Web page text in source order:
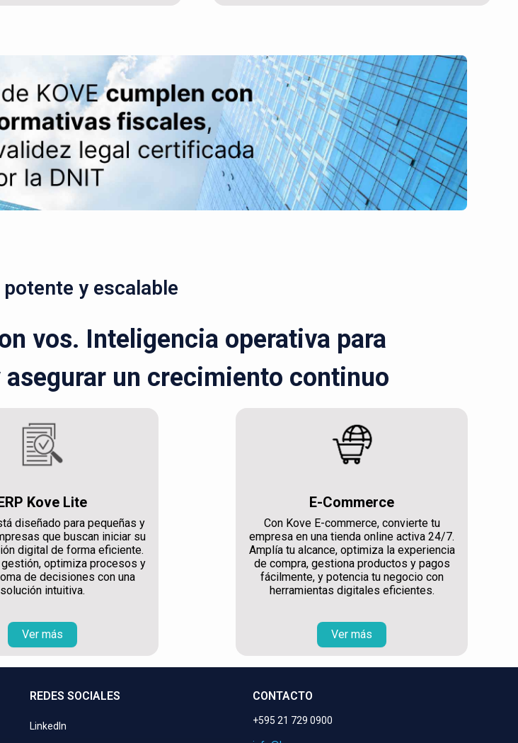
y escalable
vos. Inteligencia operativa para
un crecimiento continuo
Kove Lite
diseñado para pequeñas y
que buscan iniciar su
digital de forma eficiente.
optimiza procesos y
de decisiones con una
solución intuitiva.
Ver más
E-Commerce
Con Kove E-commerce, convierte tu
empresa en una tienda online activa 24/7.
Amplía tu alcance, optimiza la experiencia
de compra, gestiona productos y pagos
fácilmente, y potencia tu negocio con
herramientas digitales eficientes.
Ver más
REDES SOCIALES
LinkedIn
CONTACTO
+595 21 729 0900